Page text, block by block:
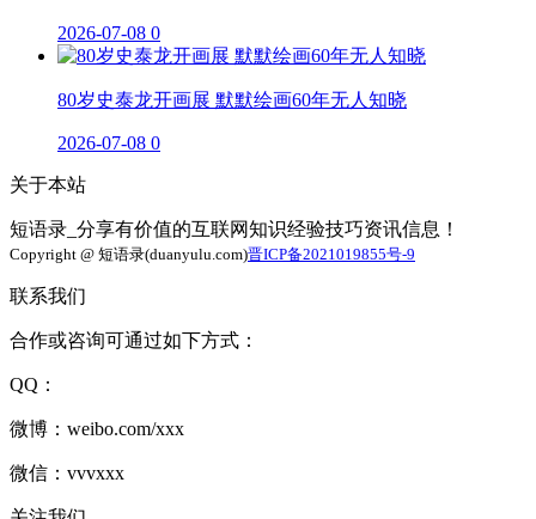
2026-07-08 0
80岁史泰龙开画展 默默绘画60年无人知晓
2026-07-08 0
关于本站
短语录_分享有价值的互联网知识经验技巧资讯信息！
Copyright @ 短语录(duanyulu.com)晋ICP备2021019855号-9
联系我们
合作或咨询可通过如下方式：
QQ：
微博：weibo.com/xxx
微信：vvvxxx